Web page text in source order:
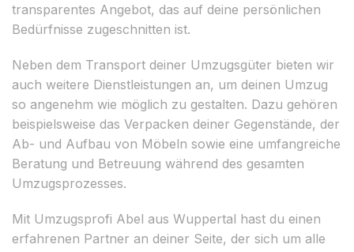
transparentes Angebot, das auf deine persönlichen
Bedürfnisse zugeschnitten ist.
Neben dem Transport deiner Umzugsgüter bieten wir
auch weitere Dienstleistungen an, um deinen Umzug
so angenehm wie möglich zu gestalten. Dazu gehören
beispielsweise das Verpacken deiner Gegenstände, der
Ab- und Aufbau von Möbeln sowie eine umfangreiche
Beratung und Betreuung während des gesamten
Umzugsprozesses.
Mit Umzugsprofi Abel aus Wuppertal hast du einen
erfahrenen Partner an deiner Seite, der sich um alle